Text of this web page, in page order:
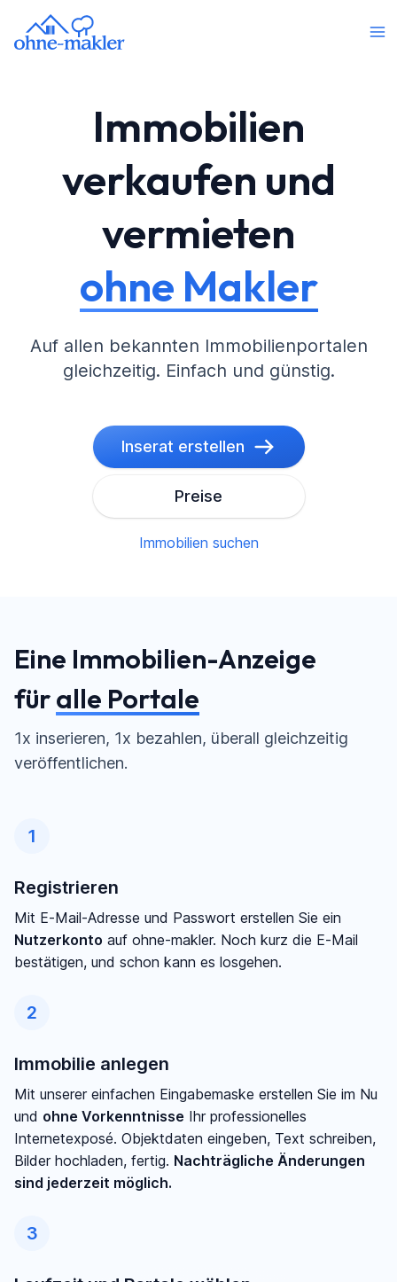
Immobilien
verkaufen und
vermieten
ohne Makler
Auf allen bekannten Immobilienportalen
gleichzeitig. Einfach und günstig.
Inserat erstellen
Preise
Immobilien suchen
Eine Immobilien-Anzeige
füralle Portale
1x inserieren, 1x bezahlen, überall gleichzeitig
veröffentlichen.
1
Registrieren
Mit E-Mail-Adresse und Passwort erstellen Sie ein
Nutzerkonto auf ohne-makler. Noch kurz die E-Mail
bestätigen, und schon kann es losgehen.
2
Immobilie anlegen
Mit unserer einfachen Eingabemaske erstellen Sie im Nu
und ohne Vorkenntnisse Ihr professionelles
Internetexposé. Objektdaten eingeben, Text schreiben,
Bilder hochladen, fertig. Nachträgliche Änderungen
sind jederzeit möglich.
3